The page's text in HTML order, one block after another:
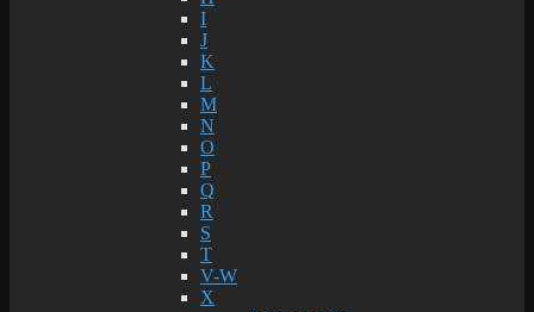
I
J
K
L
M
N
O
P
Q
R
S
T
V-W
X